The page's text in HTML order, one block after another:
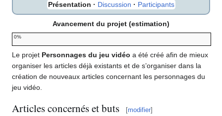
Présentation · Discussion · Participants
Avancement du projet (estimation)
0%
Le projet Personnages du jeu vidéo a été créé afin de mieux
organiser les articles déjà existants et de s’organiser dans la
création de nouveaux articles concernant les personnages du
jeu vidéo.
Articles concernés et buts [modifier]